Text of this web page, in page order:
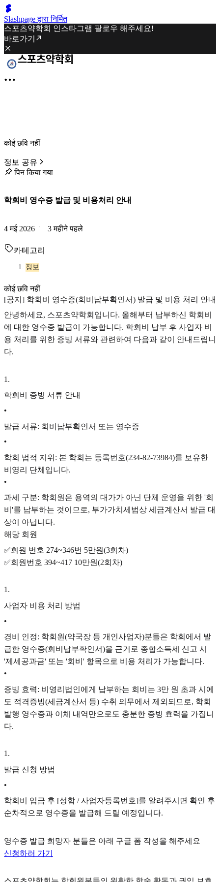
Slashpage द्वारा निर्मित
스포츠약학회 인스타그램 팔로우 해주세요!
바로가기
कोई छवि नहीं
정보 공유
पिन किया गया
학회비 영수증 발급 및 비용처리 안내
4 मई 2026 3 महीने पहले
카테고리
정보
कोई छवि नहीं
[공지] 학회비 영수증(회비납부확인서) 발급 및 비용 처리 안내
안녕하세요, 스포츠약학회입니다. 올해부터 납부하신 학회비
에 대한 영수증 발급이 가능합니다. 학회비 납부 후 사업자 비
용 처리를 위한 증빙 서류와 관련하여 다음과 같이 안내드립니
다.
1 .
학회비 증빙 서류 안내
•
발급 서류: 회비납부확인서 또는 영수증
•
학회 법적 지위: 본 학회는 등록번호(234-82-73984)를 보유한
비영리 단체입니다.
•
과세 구분: 학회원은 용역의 대가가 아닌 단체 운영을 위한 '회
비'를 납부하는 것이므로, 부가가치세법상 세금계산서 발급 대
상이 아닙니다.
해당 회원
✅회원 번호 274~346번 5만원(3회차)
✅회원번호 394~417 10만원(2회차)
1.
사업자 비용 처리 방법
•
경비 인정: 학회원(약국장 등 개인사업자)분들은 학회에서 발
급한 영수증(회비납부확인서)을 근거로 종합소득세 신고 시
'제세공과금' 또는 '회비' 항목으로 비용 처리가 가능합니다.
•
증빙 효력: 비영리법인에게 납부하는 회비는 3만 원 초과 시에
도 적격증빙(세금계산서 등) 수취 의무에서 제외되므로, 학회
발행 영수증과 이체 내역만으로도 충분한 증빙 효력을 가집니
다.
1.
발급 신청 방법
•
학회비 입금 후 [성함 / 사업자등록번호]를 알려주시면 확인 후
순차적으로 영수증을 발급해 드릴 예정입니다.
영수증 발급 희망자 분들은 아래 구글 폼 작성을 해주세요
신청하러 가기